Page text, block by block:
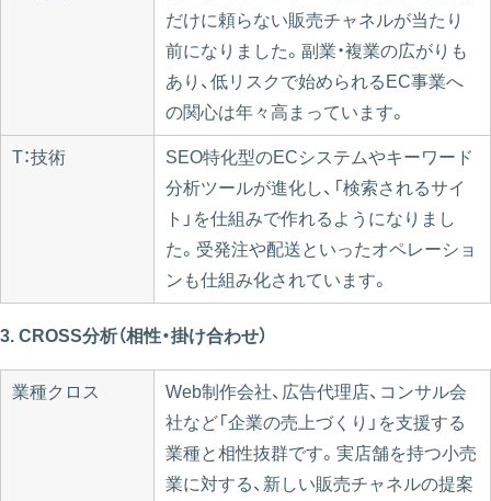
だけに頼らない販売チャネルが当たり
前になりました。副業・複業の広がりも
あり、低リスクで始められるEC事業へ
の関心は年々高まっています。
T：技術
SEO特化型のECシステムやキーワード
分析ツールが進化し、「検索されるサイ
ト」を仕組みで作れるようになりまし
た。受発注や配送といったオペレーショ
ンも仕組み化されています。
3. CROSS分析（相性・掛け合わせ）
業種クロス
Web制作会社、広告代理店、コンサル会
社など「企業の売上づくり」を支援する
業種と相性抜群です。実店舗を持つ小売
業に対する、新しい販売チャネルの提案